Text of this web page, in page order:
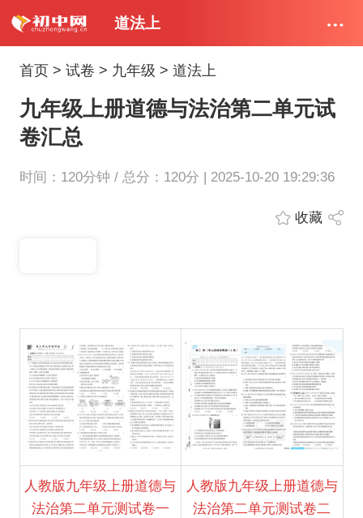
道法上
首页 > 试卷 > 九年级 > 道法上
九年级上册道德与法治第二单元试
卷汇总
时间：120分钟 / 总分：120分 | 2025-10-20 19:29:36
收藏
人教版九年级上册道德与
法治第二单元测试卷一
人教版九年级上册道德与
法治第二单元测试卷二